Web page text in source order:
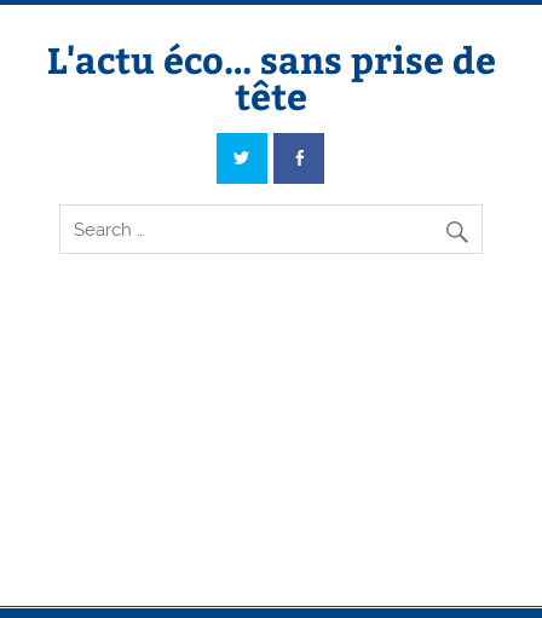
Skip
contentL'actu éco… sans prise de
tête
L'actu éco… sans prise de tête